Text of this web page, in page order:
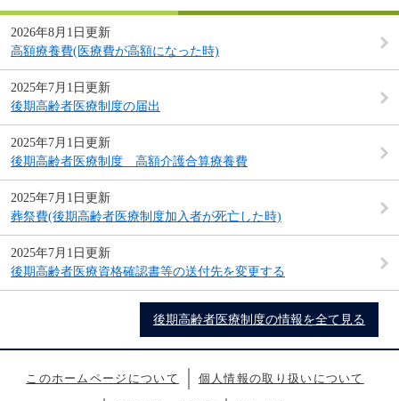
2026年8月1日更新
高額療養費(医療費が高額になった時)
2025年7月1日更新
後期高齢者医療制度の届出
2025年7月1日更新
後期高齢者医療制度 高額介護合算療養費
2025年7月1日更新
葬祭費(後期高齢者医療制度加入者が死亡した時)
2025年7月1日更新
後期高齢者医療資格確認書等の送付先を変更する
後期高齢者医療制度の情報を全て見る
このホームページについて 個人情報の取り扱いについて